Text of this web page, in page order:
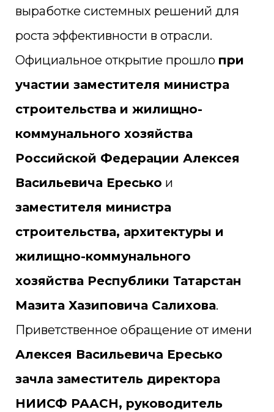
выработке системных решений для
роста эффективности в отрасли.
Официальное открытие прошло при
участии заместителя министра
строительства и жилищно-
коммунального хозяйства
Российской Федерации Алексея
Васильевича Ересько и
заместителя министра
строительства, архитектуры и
жилищно-коммунального
хозяйства Республики Татарстан
Мазита Хазиповича Салихова.
Приветственное обращение от имени
Алексея Васильевича Ересько
зачла заместитель директора
НИИСФ РААСН, руководитель